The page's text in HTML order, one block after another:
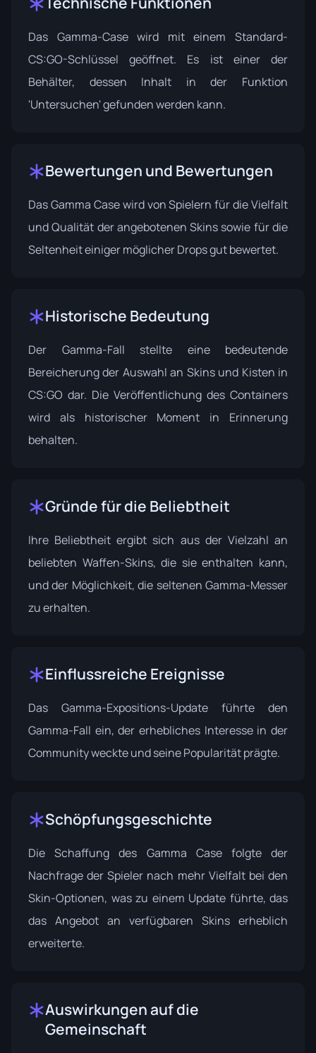
Das Gamma-Case wird mit einem Standard-
CS:GO-Schlüssel geöffnet. Es ist einer der
Behälter, dessen Inhalt in der Funktion
'Untersuchen' gefunden werden kann.
Bewertungen und Bewertungen
Das Gamma Case wird von Spielern für die Vielfalt
und Qualität der angebotenen Skins sowie für die
Seltenheit einiger möglicher Drops gut bewertet.
Historische Bedeutung
Der Gamma-Fall stellte eine bedeutende
Bereicherung der Auswahl an Skins und Kisten in
CS:GO dar. Die Veröffentlichung des Containers
wird als historischer Moment in Erinnerung
behalten.
Gründe für die Beliebtheit
Ihre Beliebtheit ergibt sich aus der Vielzahl an
beliebten Waffen-Skins, die sie enthalten kann,
und der Möglichkeit, die seltenen Gamma-Messer
zu erhalten.
Einflussreiche Ereignisse
Das Gamma-Expositions-Update führte den
Gamma-Fall ein, der erhebliches Interesse in der
Community weckte und seine Popularität prägte.
Schöpfungsgeschichte
Die Schaffung des Gamma Case folgte der
Nachfrage der Spieler nach mehr Vielfalt bei den
Skin-Optionen, was zu einem Update führte, das
das Angebot an verfügbaren Skins erheblich
erweiterte.
Auswirkungen auf die
Gemeinschaft